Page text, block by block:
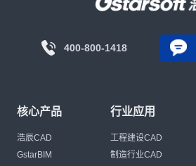
400-800-1418
核心产品
浩辰CAD
GstarBIM
行业应用
工程建设CAD
制造行业CAD